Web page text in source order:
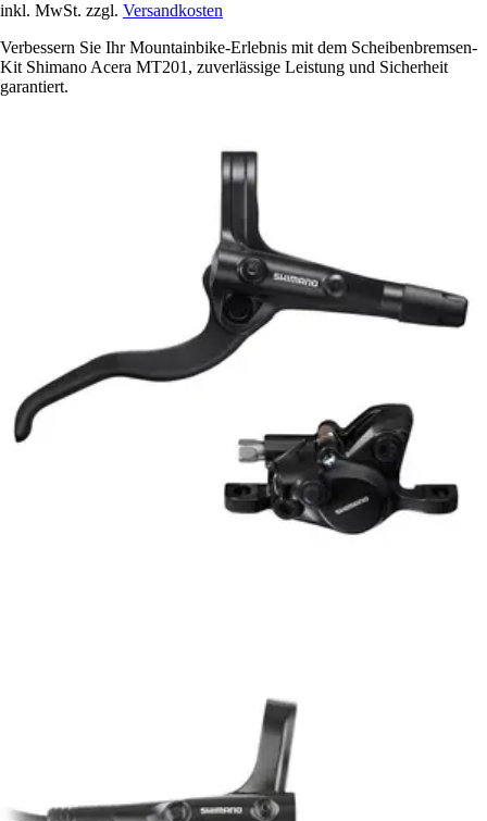
inkl. MwSt. zzgl. Versandkosten
Verbessern Sie Ihr Mountainbike-Erlebnis mit dem Scheibenbremsen-
Kit Shimano Acera MT201, zuverlässige Leistung und Sicherheit
garantiert.